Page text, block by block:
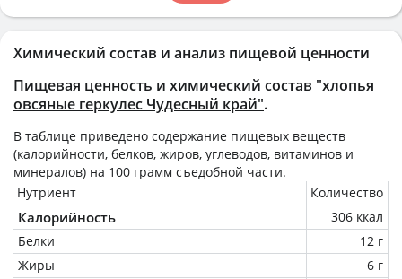
Химический состав и анализ пищевой ценности
Пищевая ценность и химический состав "хлопья
овсяные геркулес Чудесный край".
В таблице приведено содержание пищевых веществ
(калорийности, белков, жиров, углеводов, витаминов и
минералов) на 100 грамм съедобной части.
Нутриент
Количество
Калорийность
306 ккал
Белки
12 г
Жиры
6 г